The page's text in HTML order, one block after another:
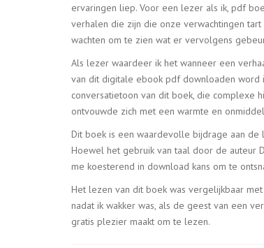
ervaringen liep. Voor een lezer als ik, pdf
verhalen die zijn die onze verwachtingen
wachten om te zien wat er vervolgens
Als lezer waardeer ik het wanneer een
van dit digitale ebook pdf downloaden word
conversatietoon van dit boek, die complexe
ontvouwde zich met een warmte en
Dit boek is een waardevolle bijdrage aan
Hoewel het gebruik van taal door de auteur
me koesterend in download kans om te
Het lezen van dit boek was vergelijkbaar
nadat ik wakker was, als de geest van een
gratis plezier maakt om te lezen.